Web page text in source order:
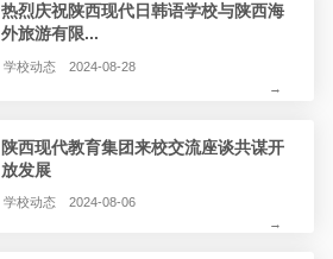
热烈庆祝陕西现代日韩语学校与陕西海
外旅游有限...
学校动态
2024-08-28
→
陕西现代教育集团来校交流座谈共谋开
放发展
学校动态
2024-08-06
→